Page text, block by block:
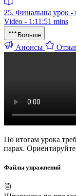
25. Финальны урок -
Video - 1:11:51 mins
Больше
Анонсы
По итогам урока
парах.
Файлы упражнений